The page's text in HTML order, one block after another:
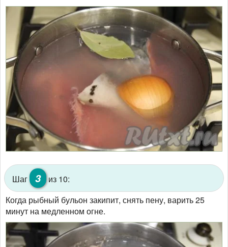
Шаг 3
из 10:
Когда рыбный бульон закипит, снять пену, варить 25
минут на медленном огне.